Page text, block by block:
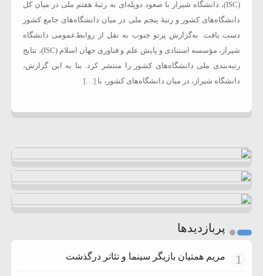
(ISC)، دانشگاه شیراز با صعود دوپله‌ای به رتبۀ هفتم ملی در میان کل
دانشگاه‌های کشور و رتبۀ پنجم ملی در میان دانشگاه‌های جامع کشور
دست یافت. به‌گزارش پرتو جنوب به نقل از روابط‌عمومی دانشگاه
شیراز، مؤسسه استنادی و پایش علم و فناوری جهان اسلام (ISC)، نتایج
رتبه‌بندی ملی دانشگاه‌های کشور را منتشر کرد. بنا به این گزارش،
دانشگاه شیراز، در میان دانشگاه‌های کشور، با […]
پربازدیدها
1 مریم همتیان بازیگر سینما و تئاتر درگذشت